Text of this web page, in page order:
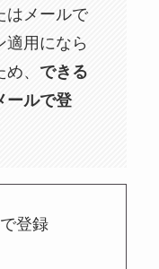
はメールで
適用になら
、 できる
ールで登
登録